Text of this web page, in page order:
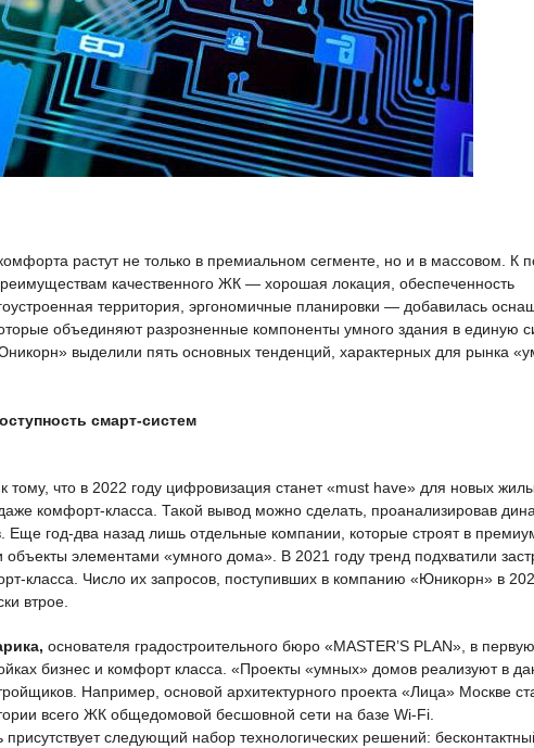
растут не только в премиальном сегменте, но и в массовом. К
качественного ЖК — хорошая локация, обеспеченность
территория, эргономичные планировки — добавилась
объединяют разрозненные компоненты умного здания в единую
выделили пять основных тенденций, характерных для рынка
смарт-систем
тому, что в 2022 году цифровизация станет «must have» для новых
комфорт-класса. Такой вывод можно сделать, проанализировав
Еще год-два назад лишь отдельные компании, которые строят в
объекты элементами «умного дома». В 2021 году тренд подхватили
класса. Число их запросов, поступивших в компанию «Юникорн» в
втрое.
основателя градостроительного бюро «MASTER’S PLAN», в
бизнес и комфорт класса. «Проекты «умных» домов реализуют в
Например, основой архитектурного проекта «Лица» Москве
всего ЖК общедомовой бесшовной сети на базе Wi-Fi.
следующий набор технологических решений: